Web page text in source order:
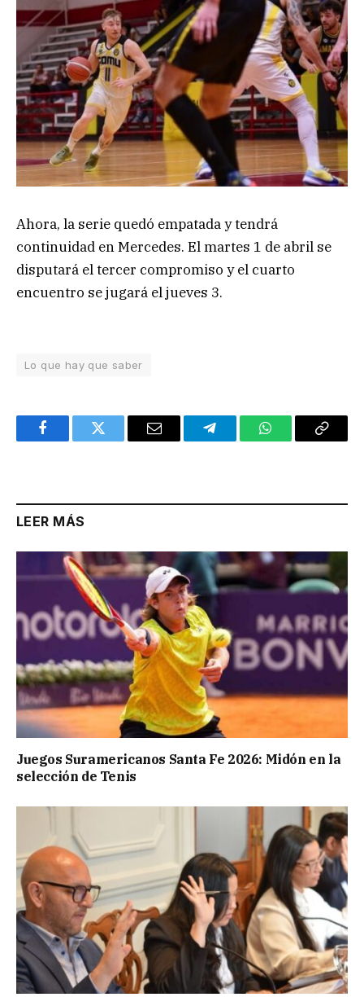
Ahora, la serie quedó empatada y tendrá
continuidad en Mercedes. El martes 1 de abril se
disputará el tercer compromiso y el cuarto
encuentro se jugará el jueves 3.
Lo que hay que saber
FacebookTwitter Email TelegramWhatsAppCopy
LEER MÁS
Juegos Suramericanos Santa Fe 2026: Midón en la
selección de Tenis